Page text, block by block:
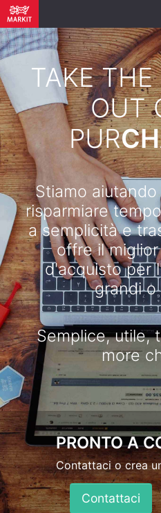
TAKE THE
OUT
PUR
Stiamo
risparmiare
a semplicità e
offre il
d'acquisto per
grandi
Semplice, utile,
more
PRONTO A
Contattaci o crea
Contattaci